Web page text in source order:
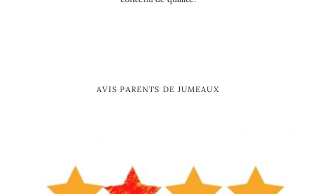
AVIS PARENTS DE JUMEAUX